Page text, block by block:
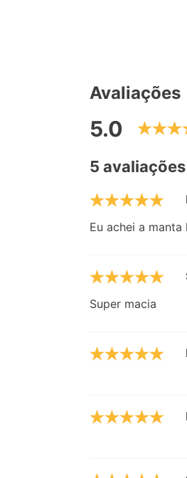
Avaliações
5.0
5 avaliações
Eu achei a
Super macia